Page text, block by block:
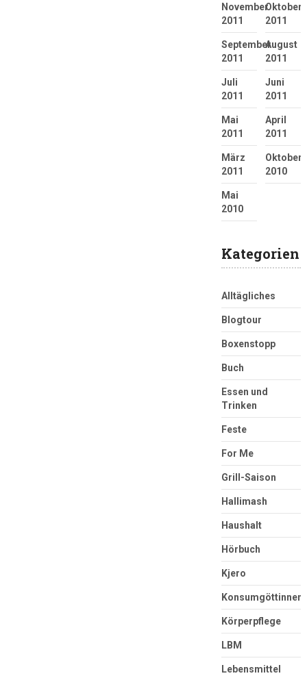
November
2011
Oktober
2011
September
2011
August
2011
Juli
2011
Juni
2011
Mai
2011
April
2011
März
2011
Oktober
2010
Mai
2010
Kategorien
Alltägliches
Blogtour
Boxenstopp
Buch
Essen und
Trinken
Feste
For Me
Grill-Saison
Hallimash
Haushalt
Hörbuch
Kjero
Konsumgöttinnen
Körperpflege
LBM
Lebensmittel